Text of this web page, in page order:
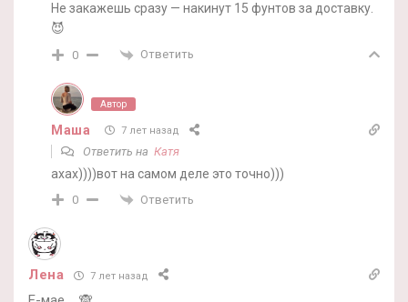
Не закажешь сразу — накинут 15 фунтов за доставку.
😈
0 Ответить
Автор
Маша 7 лет назад
Ответить на Катя
ахах))))вот на самом деле это точно)))
0 Ответить
Лена 7 лет назад